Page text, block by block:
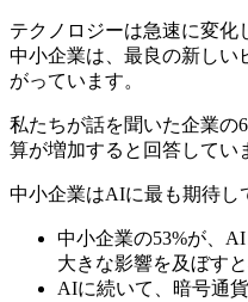
テクノロジーは急速に変化
中小企業は、最良の新しい
がっています。
私たちが話を聞いた企業の
算が増加すると回答してい
中小企業はAIに最も期待し
中小企業の53%が、
大きな影響を及ぼすと
AIに続いて、暗号通